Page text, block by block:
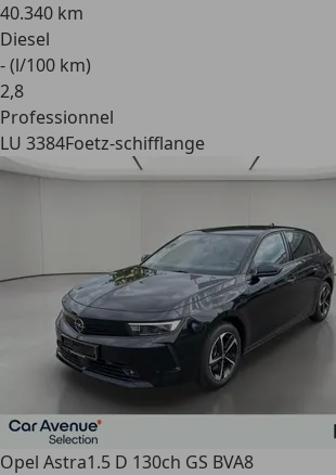
40.340 km
Diesel
- (l/100 km)
2,8
Professionnel
LU 3384Foetz-schifflange
Opel Astra1.5 D 130ch GS BVA8